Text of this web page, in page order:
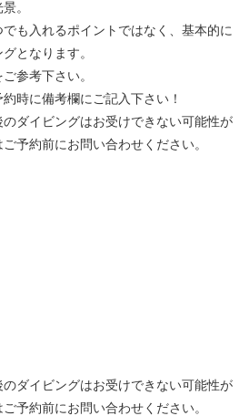
。
も入れるポイントではなく、基本的に
となります。
参考下さい。
時に備考欄にご記入下さい！
ダイビングはお受けできない可能性が
予約前にお問い合わせください。
ダイビングはお受けできない可能性が
予約前にお問い合わせください。